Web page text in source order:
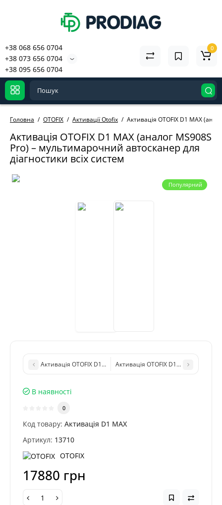
+38 068 656 0704
+38 073 656 0704
+38 095 656 0704
0
Головна OTOFIX Активації Otofix Активація OTOFIX D1 MAX
Активація OTOFIX D1 MAX (аналог MS908S
Pro) – мультимарочний автосканер для
діагностики всіх систем
Популярний
Активація OTOFIX D1 Lite (аналог MX808) – мультимарочний
Активація OTOFIX D1 PRO (аналог
В наявності
0
Код товару: Активація D1 MAX
Артикул: 13710
OTOFIX
17880 грн